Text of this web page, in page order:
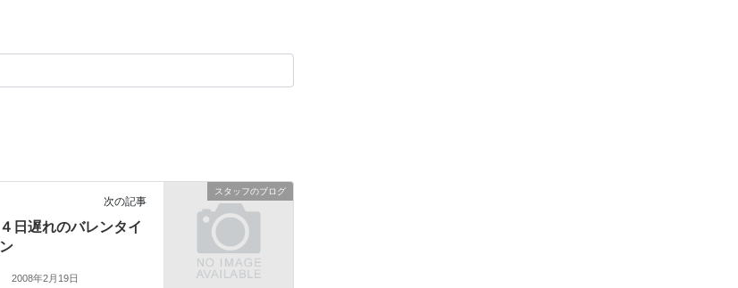
スタッフのブログ
次の記事
４日遅れのバレンタイ
ン
2008年2月19日